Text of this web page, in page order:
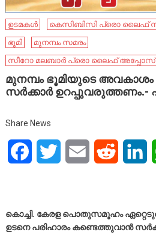
ഉടമകൾ കെസിബിസി പ്രൊ ലൈഫ്
ഭൂമി
മുനമ്പം സമരം
സീറോ മലബാർ പ്രൊ ലൈഫ്
മുനമ്പം ഭൂമിയുടെ അവകാശം
സർക്കാർ
Share News
FacebookTwitter Email Reddit
കൊച്ചി. കേരള പൊതുസമൂഹം
ഉടനെ പരിഹാരം കണ്ടെത്തുവാൻ